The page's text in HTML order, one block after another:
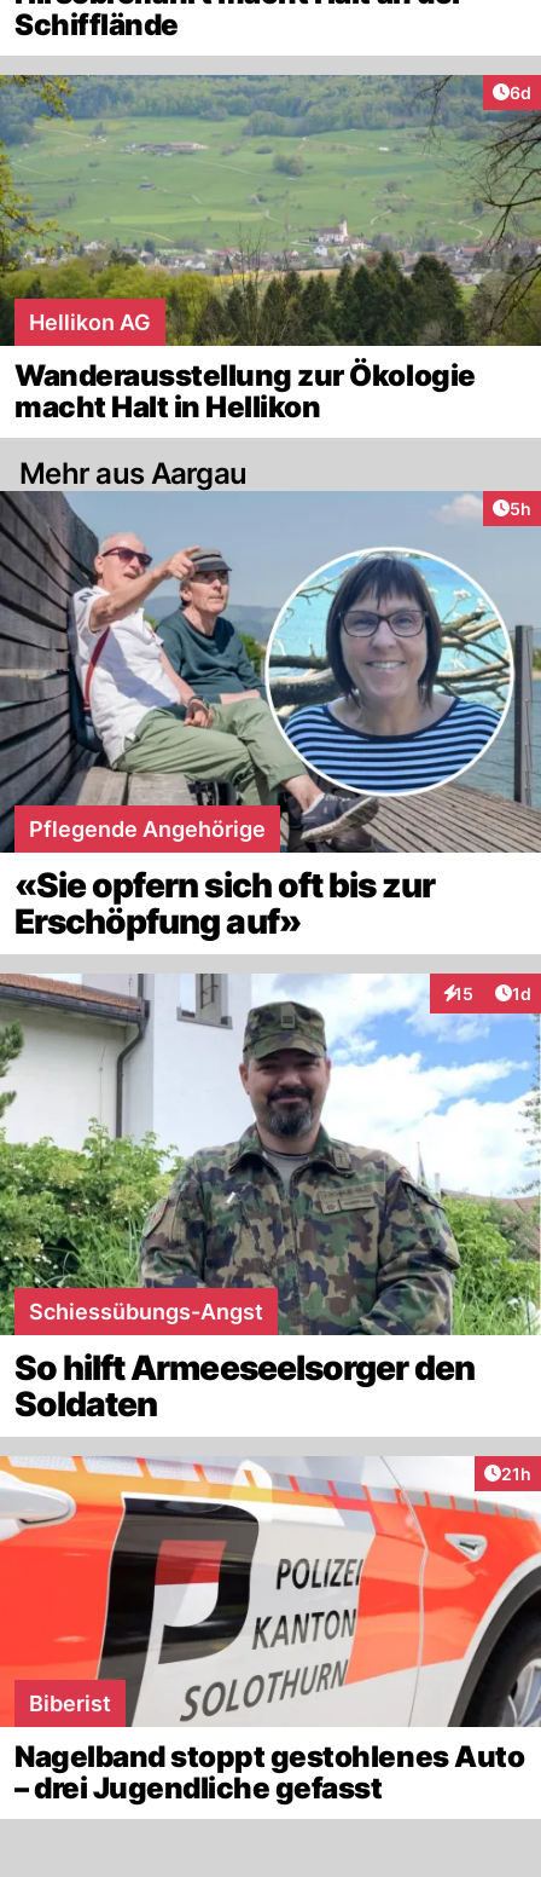
Schifflände
6d
Hellikon AG
Wanderausstellung zur Ökologie
macht Halt in Hellikon
Mehr aus Aargau
5h
Pflegende Angehörige
«Sie opfern sich oft bis zur
Erschöpfung auf»
15 1d
Schiessübungs-Angst
So hilft Armeeseelsorger den
Soldaten
21h
Biberist
Nagelband stoppt gestohlenes Auto
– drei Jugendliche gefasst